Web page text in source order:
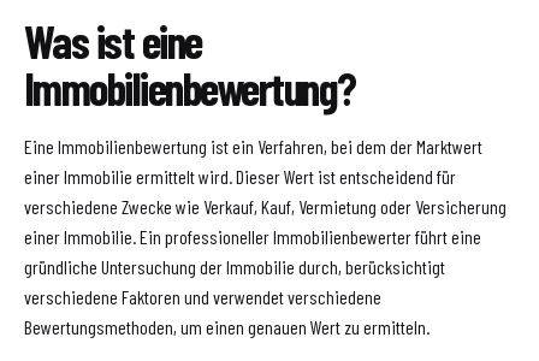
Was ist eine
Immobilienbewertung?
Eine Immobilienbewertung ist ein Verfahren, bei dem der Marktwert
einer Immobilie ermittelt wird. Dieser Wert ist entscheidend für
verschiedene Zwecke wie Verkauf, Kauf, Vermietung oder Versicherung
einer Immobilie. Ein professioneller Immobilienbewerter führt eine
gründliche Untersuchung der Immobilie durch, berücksichtigt
verschiedene Faktoren und verwendet verschiedene
Bewertungsmethoden, um einen genauen Wert zu ermitteln.